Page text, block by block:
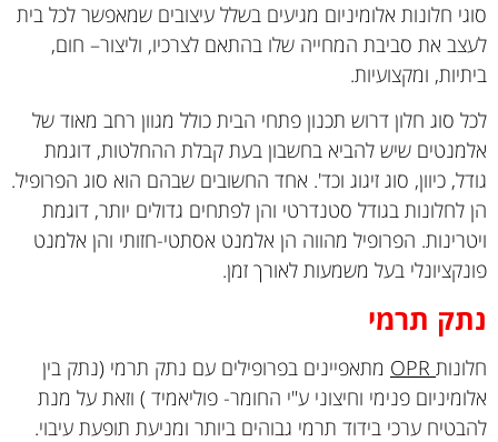
סוגי חלונות אלומיניום מגיעים בשלל עיצובים שמאפשר לכל בית
לעצב את סביבת המחייה שלו בהתאם לצרכיו, וליצור– חום,
ביתיות, ומקצועיות.
לכל סוג חלון דרוש תכנון פתחי הבית כולל מגוון רחב מאוד של
אלמנטים שיש להביא בחשבון בעת קבלת ההחלטות, דוגמת
גודל, כיוון, סוג זיגוג וכד'. אחד החשובים שבהם הוא סוג הפרופיל.
הן לחלונות בגודל סטנדרטי והן לפתחים גדולים יותר, דוגמת
ויטרינות. הפרופיל מהווה הן אלמנט אסתטי-חזותי והן אלמנט
פונקציונלי בעל משמעות לאורך זמן.
נתק תרמי
חלונות
מתאפיינים בפרופילים עם נתק תרמי (נתק בין
אלומיניום פנימי וחיצוני ע"י החומר- פוליאמיד ) וזאת על מנת
להבטיח ערכי בידוד תרמי גבוהים ביותר ומניעת תופעת עיבוי.